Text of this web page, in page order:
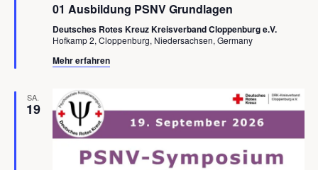
01 Ausbildung PSNV Grundlagen
Deutsches Rotes Kreuz Kreisverband Cloppenburg e.V.
Hofkamp 2, Cloppenburg, Niedersachsen, Germany
Mehr erfahren
SA.
19